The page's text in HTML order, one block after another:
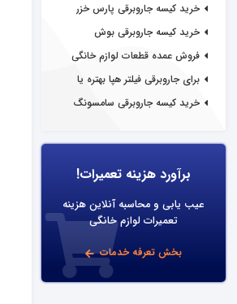
خرید کیسه جاروبرقی پارس خزر
خرید کیسه جاروبرقی بوش
فروش عمده قطعات لوازم خانگی
برای جاروبرقی فیلتر هپا بهتره یا
خرید کیسه جاروبرقی سامسونگ
برآورد هزینه تعمیرات!
عیب یابی و محاسبه آنلاین هزینه
تعمیرات لوازم خانگی
بخش تعرفه خدمات